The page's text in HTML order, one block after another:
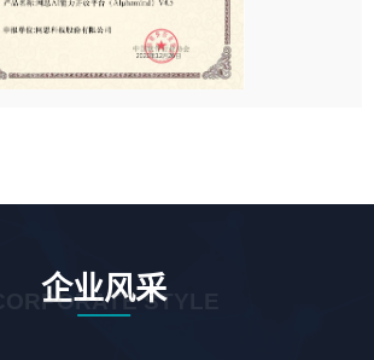
企业风采
CORPORATE STYLE